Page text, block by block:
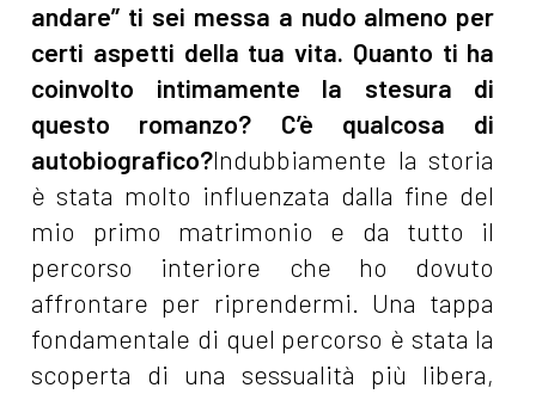
andare” ti sei messa a nudo almeno per
certi aspetti della tua vita. Quanto ti ha
coinvolto intimamente la stesura di
questo romanzo? C’è qualcosa di
autobiografico?Indubbiamente la storia
è stata molto influenzata dalla fine del
mio primo matrimonio e da tutto il
percorso interiore che ho dovuto
affrontare per riprendermi. Una tappa
fondamentale di quel percorso è stata la
scoperta di una sessualità più libera,